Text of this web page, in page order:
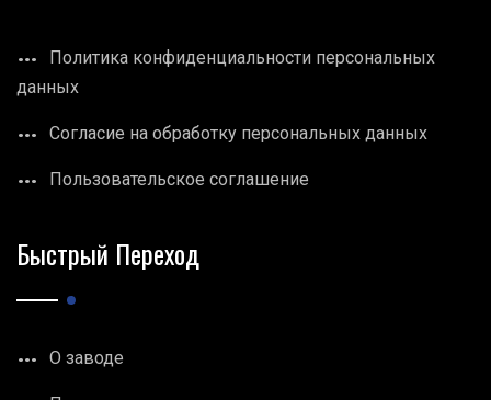
Политика конфиденциальности персональных
данных
Согласие на обработку персональных данных
Пользовательское соглашение
Быстрый Переход
О заводе